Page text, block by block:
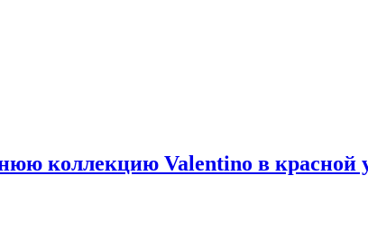
коллекцию Valentino в красной